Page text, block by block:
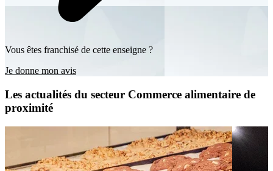
Vous êtes franchisé de cette enseigne ?
Je donne mon avis
Les actualités du secteur Commerce alimentaire de
proximité